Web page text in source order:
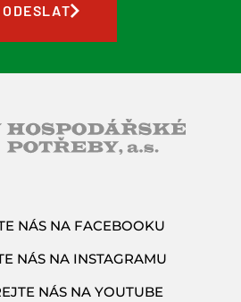
ODESLAT
NÁS NA FACEBOOKU
NÁS NA INSTAGRAMU
NÁS NA YOUTUBE